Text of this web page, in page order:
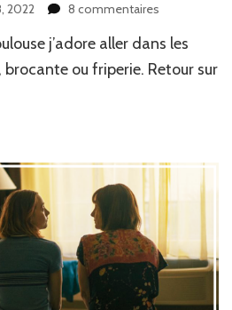
2022 8 commentaires
main
j’adore aller dans les
brocante ou friperie. Retour sur